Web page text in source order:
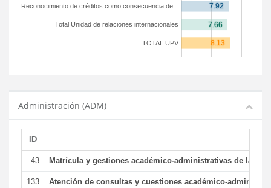
TOTAL UPV
Total Unidad de relaciones internacionales
Reconocimiento de créditos como consecuencia de...
Administración (ADM)
ID
43 Matrícula y gestiones académico-administrativas de la
133 Atención de consultas y cuestiones académico-